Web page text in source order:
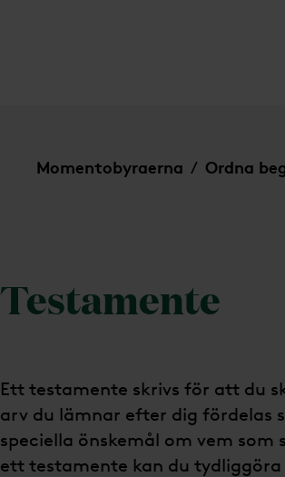
Momentobyraerna / Ordna
Testamente
Ett testamente skrivs för att du
arv du lämnar efter dig fördelas
speciella önskemål om vem
ett testamente kan du